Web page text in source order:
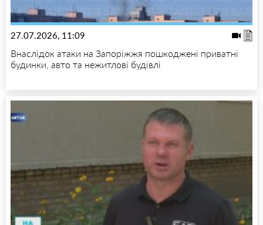
27.07.2026, 11:09
Внаслідок атаки на Запоріжжя пошкоджені приватні
будинки, авто та нежитлові будівлі